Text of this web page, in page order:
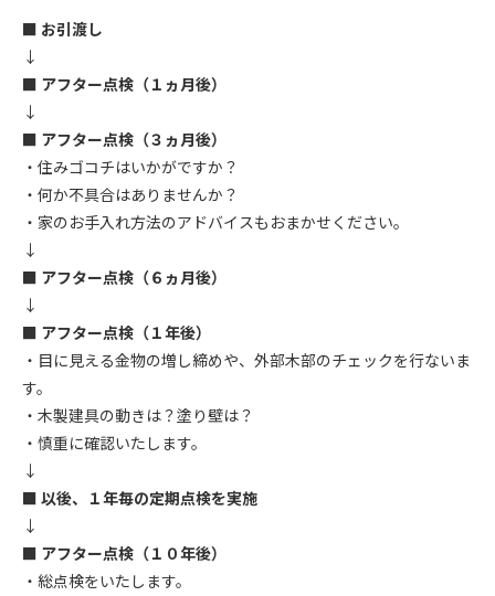
■ お引渡し
↓
■ アフター点検（１ヵ月後）
↓
■ アフター点検（３ヵ月後）
・住みゴコチはいかがですか？
・何か不具合はありませんか？
・家のお手入れ方法のアドバイスもおまかせください。
↓
■ アフター点検（６ヵ月後）
↓
■ アフター点検（１年後）
・目に見える金物の増し締めや、外部木部のチェックを行ないま
す。
・木製建具の動きは？塗り壁は？
・慎重に確認いたします。
↓
■ 以後、１年毎の定期点検を実施
↓
■ アフター点検（１０年後）
・総点検をいたします。